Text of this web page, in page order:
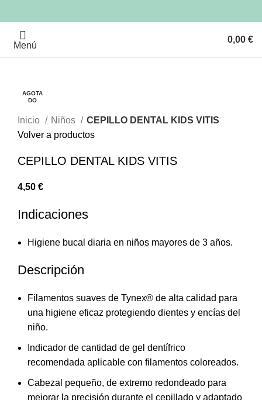
Menú
0,00 €
Clic para ampliar
Inicio
Niños
CEPILLO DENTAL KIDS VITIS
Volver a productos
CEPILLO DENTAL KIDS VITIS
4,50 €
Indicaciones
Higiene bucal diaria en niños mayores de 3 años.
Descripción
Filamentos suaves de Tynex® de alta calidad para
una higiene eficaz protegiendo dientes y encías del
niño.
Indicador de cantidad de gel dentífrico
recomendada aplicable con filamentos coloreados.
Cabezal pequeño, de extremo redondeado para
mejorar la precisión durante el cepillado y adaptado
AGOTA
DO